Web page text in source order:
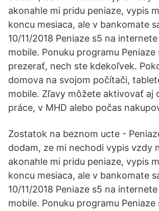
akonahle mi pridu peniaze, vypis
koncu mesiaca, ale v bankomate
10/11/2018 Peniaze s5 na
mobile. Ponuku programu
prezerať, nech ste kdekoľvek.
domova na svojom počítači,
mobile. Zľavy môžete aktivovať aj
práce, v MHD alebo počas
Zostatok na beznom ucte -
dodam, ze mi nechodi vypis vzdy
akonahle mi pridu peniaze, vypis
koncu mesiaca, ale v bankomate
10/11/2018 Peniaze s5 na
mobile. Ponuku programu